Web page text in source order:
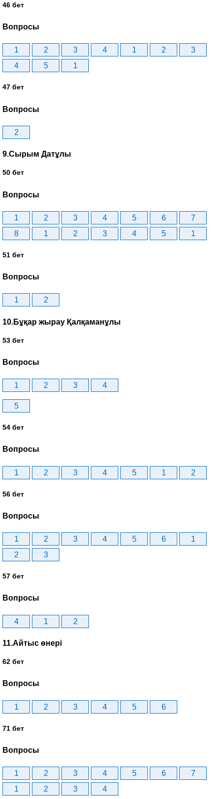
46 бет
Вопросы
1 2 3 4 1 2
3
4
5 1
47 бет
Вопросы
2
9.Сырым Датұлы
50 бет
Вопросы
1 2 3 4 5 6
7
8
1 2 3 4 5 1
51 бет
Вопросы
1 2
10.Бұқар жырау Қалқаманұлы
53 бет
Вопросы
1 2 3 4
5
54 бет
Вопросы
1 2 3 4 5 1 2
56 бет
Вопросы
1 2 3 4 5 6
1
2
3
57 бет
Вопросы
4 1 2
11.Айтыс өнері
62 бет
Вопросы
1 2 3 4 5 6
71 бет
Вопросы
1 2 3 4 5 6
7
1
2 3 4